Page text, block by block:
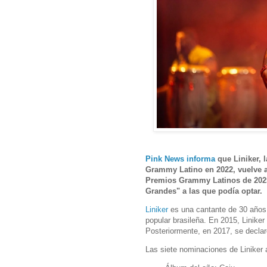
Pink News informa que Liniker,
Grammy Latino en 2022,
Premios Grammy Latinos de
Grandes" a las que podía optar.
Liniker es una cantante de 30
popular brasileña. En 2015,
Posteriormente, en 2017, se
Las siete nominaciones de